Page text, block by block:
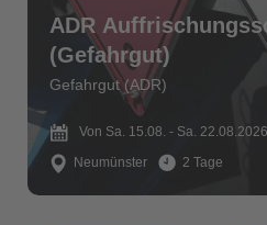
ADR
(Gefahrgut)
Gefahrgut (ADR)
Von Sa. 15.08. - Sa. 22.08.2026
Neumünster
2 Tage